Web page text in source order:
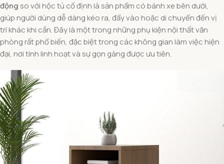
động so với hộc tủ cố định là sản phẩm có bánh xe bên dưới,
giúp người dùng dễ dàng kéo ra, đẩy vào hoặc di chuyển đến vị
trí khác khi cần. Đây là một trong những phụ kiện nội thất văn
phòng rất phổ biến, đặc biệt trong các không gian làm việc hiện
đại, nơi tính linh hoạt và sự gọn gàng được ưu tiên.